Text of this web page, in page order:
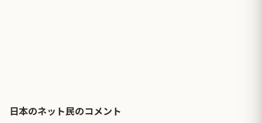
日本のネット民のコメント